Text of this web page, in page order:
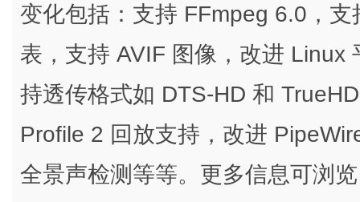
变化包括：支持 FFmpeg 6.0，
表，支持 AVIF 图像，改进
持透传格式如 DTS-HD 和
Profile 2 回放支持，改进
全景声检测等等。更多信息可浏